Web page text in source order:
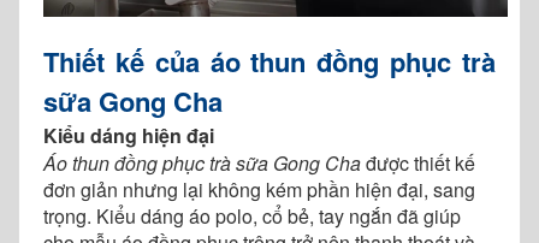
Thiết kế của áo thun đồng phục trà
sữa Gong Cha
Kiểu dáng hiện đại
Áo thun đồng phục trà sữa Gong Chađược thiết kế
đơn giản nhưng lại không kém phần hiện đại, sang
trọng. Kiểu dáng áo polo, cổ bẻ, tay ngắn đã giúp